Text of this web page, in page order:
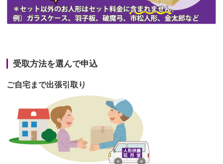
第43回人形供養祭令和3年4月23日(金)
第39回人形供養祭令和2年10月22日(木)
第38回人形供養祭 令和2年8月26日(水)
第37回人形供養祭 令和2年6月8日(月)
第36回人形供養祭 令和2年4月16日(木)
受取方法を選んで申込
ご自宅まで出張引取り